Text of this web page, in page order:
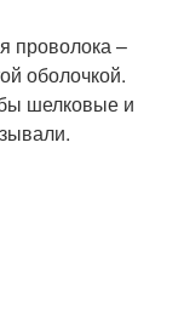
проволока –
оболочкой.
шелковые и